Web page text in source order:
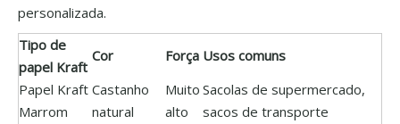
personalizada.
Tipo de
papel Kraft
Cor Força Usos comuns
Papel Kraft
Marrom
Castanho
natural
Muito
alto
Sacolas de supermercado,
sacos de transporte